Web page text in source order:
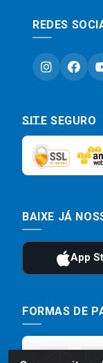
REDES
SITE SEGURO
BAIXE JÁ
FORMAS DE